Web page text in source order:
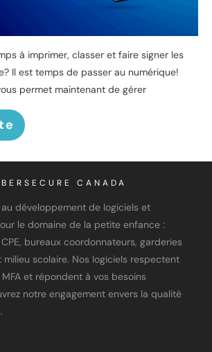
à imprimer, classer et faire signer les
Il est temps de passer au numérique!
permet maintenant de gérer
CANADA
développement de logiciels et
le domaine de la petite enfance :
bureaux coordonnateurs, garderies
milieu scolaire. Nos logiciels respectent
et répondent à vos besoins
notre engagement envers la qualité